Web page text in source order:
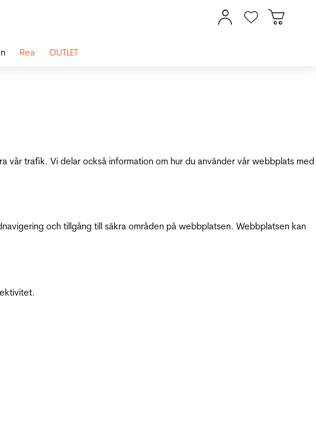
vår trafik. Vi delar också information om hur du använder vår webbplats med
och tillgång till säkra områden på webbplatsen. Webbplatsen kan
Rea OUTLET